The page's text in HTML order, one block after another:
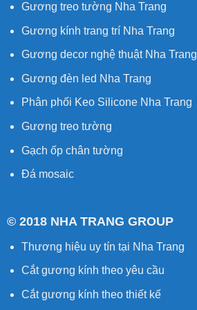
Gương treo tường Nha Trang
Gương kính trang trí Nha Trang
Gương decor nghệ thuật Nha Trang
Gương đèn led Nha Trang
Phân phối Keo Silicone Nha Trang
Gương treo tường
Gạch ốp chân tường
Đá mosaic
© 2018 NHA TRANG GROUP
Thương hiệu uy tín tại Nha Trang
Cắt gương kính theo yêu cầu
Cắt gương kính theo thiết kế